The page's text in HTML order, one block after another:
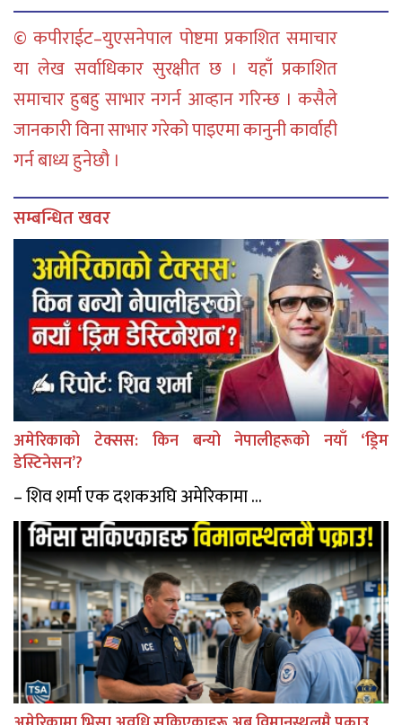
© कपीराईट–युएसनेपाल पोष्टमा प्रकाशित समाचार
या लेख सर्वाधिकार सुरक्षीत छ । यहाँ प्रकाशित
समाचार हुबहु साभार नगर्न आव्हान गरिन्छ । कसैले
जानकारी विना साभार गरेको पाइएमा कानुनी कार्वाही
गर्न बाध्य हुनेछौ ।
सम्बन्धित खवर
अमेरिकाको टेक्सस: किन बन्यो नेपालीहरूको नयाँ ‘ड्रिम
डेस्टिनेसन’?
– शिव शर्मा एक दशकअघि अमेरिकामा ...